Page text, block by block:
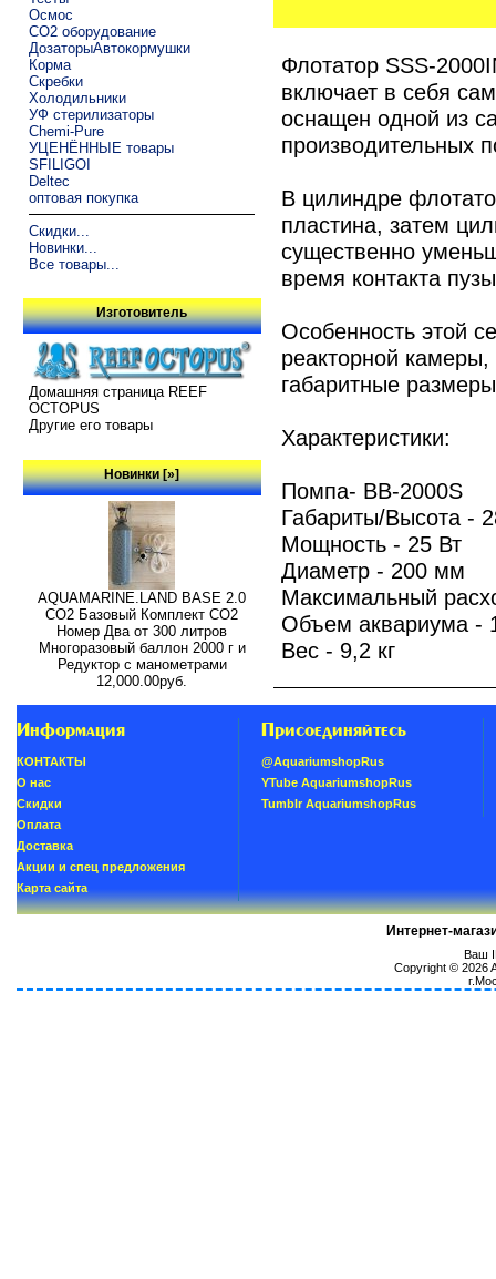
Осмос
CO2 оборудование
ДозаторыАвтокормушки
Корма
Скребки
Холодильники
УФ стерилизаторы
Chemi-Pure
УЦЕНЁННЫЕ товары
SFILIGOI
Deltec
оптовая покупка
Скидки...
Новинки...
Все товары...
Изготовитель
Домашняя страница REEF
OCTOPUS
Другие его товары
Новинки [»]
AQUAMARINE.LAND BASE 2.0
СО2 Базовый Комплект СО2
Номер Два от 300 литров
Многоразовый баллон 2000 г и
Редуктор с манометрами
12,000.00руб.
Флотатор SSS-
включает в себя
оснащен одной из
производительных
В цилиндре
пластина, затем
существенно
время контакта
Особенность этой
реакторной
габаритные
Характеристики:
Помпа- ВВ-2000S
Габариты/Высота -
Мощность - 25 Вт
Диаметр - 200 мм
Максимальный
Объем аквариума -
Вес - 9,2 кг
Информация
КОНТАКТЫ
О нас
Скидки
Oплатa
Доставка
Акции и спец предложения
Карта сайта
Присоединяйтесь
@AquariumshopRus
YTube AquariumshopRus
Tumblr AquariumshopRus
Интернет-
Ваш
Copyright © 2026